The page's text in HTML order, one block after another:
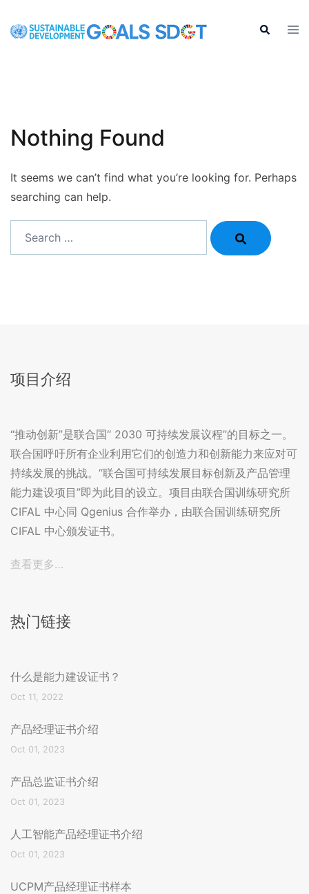
Search
Nothing Found
It seems we can’t find what you’re looking for. Perhaps
searching can help.
项目介绍
“推动创新”是联合国“ 2030 可持续发展议程”的目标之一。
联合国呼吁所有企业利用它们的创造力和创新能力来应对可
持续发展的挑战。“联合国可持续发展目标创新及产品管理
能力建设项目”即为此目的设立。项目由联合国训练研究所
CIFAL 中心同 Qgenius 合作举办，由联合国训练研究所
CIFAL 中心颁发证书。
查看更多…
热门链接
什么是能力建设证书？
Oct 11, 2022
产品经理证书介绍
Oct 01, 2023
产品总监证书介绍
Oct 01, 2023
人工智能产品经理证书介绍
Oct 01, 2023
UCPM产品经理证书样本